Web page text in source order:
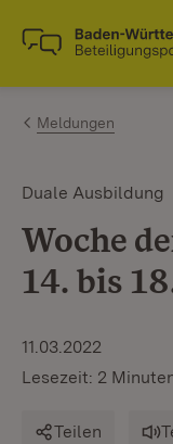
Zum Inhalt
Link zur
Meldungen
Duale Ausbildung
Woche
14. bis
11.03.2022
Lesezeit: 2
Teilen